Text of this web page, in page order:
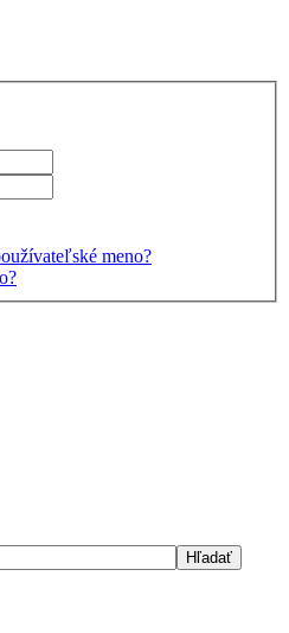
meno?